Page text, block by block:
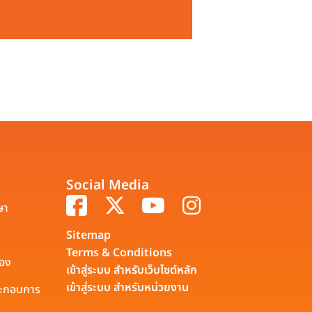
ง
กอบการ
Social Media
Sitemap
Terms & Conditions
เข้าสู่ระบบ สำหรับเว็บไซต์หลัก
เข้าสู่ระบบ สำหรับหน่วยงาน